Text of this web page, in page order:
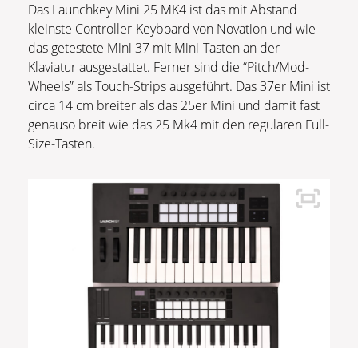
Das Launchkey Mini 25 MK4 ist das mit Abstand
kleinste Controller-Keyboard von Novation und wie
das getestete Mini 37 mit Mini-Tasten an der
Klaviatur ausgestattet. Ferner sind die “Pitch/Mod-
Wheels” als Touch-Strips ausgeführt. Das 37er Mini ist
circa 14 cm breiter als das 25er Mini und damit fast
genauso breit wie das 25 Mk4 mit den regulären Full-
Size-Tasten.